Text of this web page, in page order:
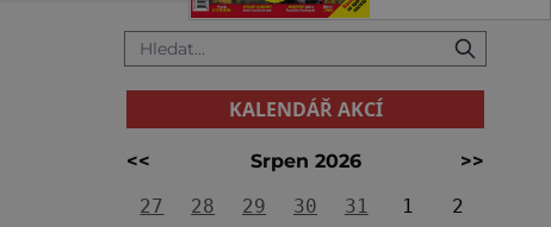
KALENDÁŘ AKCÍ
<< Srpen 2026
>>
27
28 29 30 31 1
2